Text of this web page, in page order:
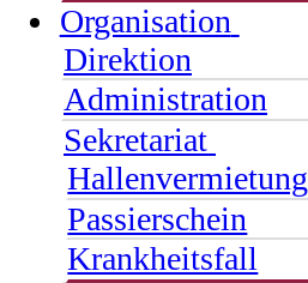
Organisation
Direktion
Administration
Sekretariat
Hallenvermietung
Passierschein
Krankheitsfall